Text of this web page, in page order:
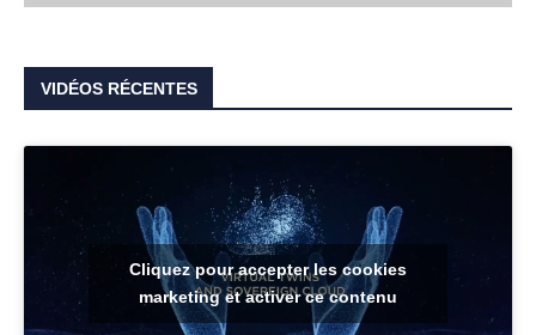
VIDÉOS RÉCENTES
Cliquez pour accepter les cookies
marketing et activer ce contenu